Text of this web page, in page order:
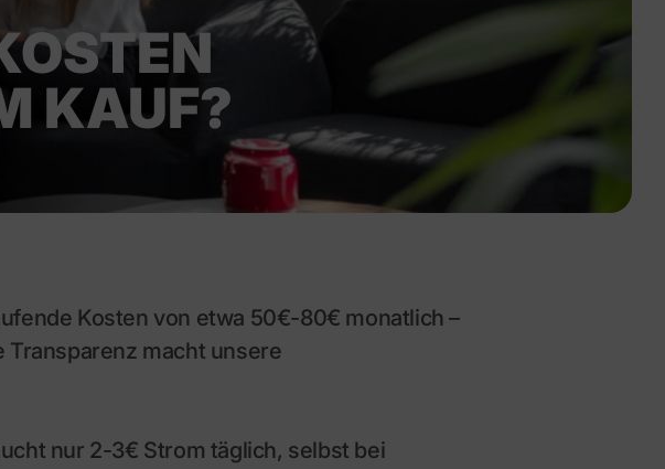
KAUF?
Kosten von etwa 50€-80€ monatlich –
macht unsere
nur 2-3€ Strom täglich, selbst bei